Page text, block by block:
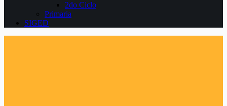
2do Ciclo
Primaria
SIGED